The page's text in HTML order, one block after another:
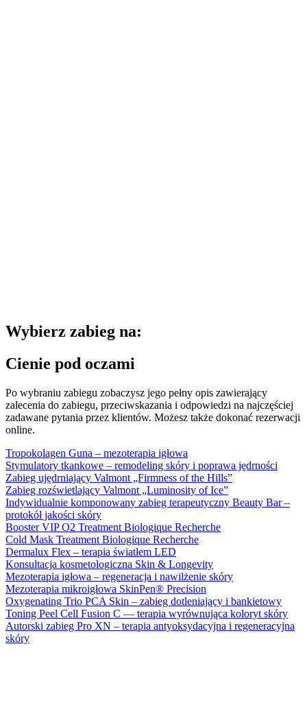
Wybierz zabieg na:
Cienie pod oczami
Po wybraniu zabiegu zobaczysz jego pełny opis zawierający
zalecenia do zabiegu, przeciwskazania i odpowiedzi na najczęściej
zadawane pytania przez klientów. Możesz także dokonać rezerwacji
online.
Tropokolagen Guna – mezoterapia igłowa
Stymulatory tkankowe – remodeling skóry i poprawa jędrności
Zabieg ujędrniający Valmont „Firmness of the Hills”
Zabieg rozświetlający Valmont „Luminosity of Ice”
Indywidualnie komponowany zabieg terapeutyczny Beauty Bar –
protokół jakości skóry
Booster VIP O2 Treatment Biologique Recherche
Cold Mask Treatment Biologique Recherche
Dermalux Flex – terapia światłem LED
Konsultacja kosmetologiczna Skin & Longevity
Mezoterapia igłowa – regeneracja i nawilżenie skóry
Mezoterapia mikroigłowa SkinPen® Precision
Oxygenating Trio PCA Skin – zabieg dotleniający i bankietowy
Toning Peel Cell Fusion C — terapia wyrównująca koloryt skóry
Autorski zabieg Pro XN – terapia antyoksydacyjna i regeneracyjna
skóry